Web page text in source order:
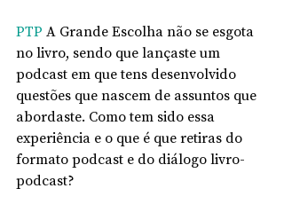
PTP A Grande Escolha não se esgota
no livro, sendo que lançaste um
podcast em que tens desenvolvido
questões que nascem de assuntos que
abordaste. Como tem sido essa
experiência e o que é que retiras do
formato podcast e do diálogo livro-
podcast?